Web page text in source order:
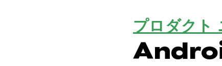
プロダクト